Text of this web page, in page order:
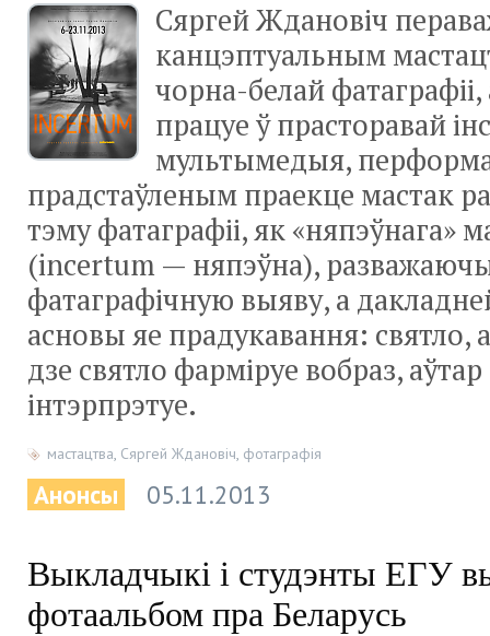
Сяргей Ждановіч
канцэптуальным
чорна-белай
працуе ў прасторавай
мультымедыя,
прадстаўленым праекце мастак
тэму фатаграфіі, як «няпэўнага»
(incertum — няпэўна),
фатаграфічную выяву, а
асновы яе прадукавання: святло,
дзе святло фарміруе вобраз,
інтэрпрэтуе.
мастацтва, Сяргей Ждановіч, фотаграфія
Анонсы 05.11.2013
Выкладчыкі і студэнты ЕГУ
фотаальбом пра Беларусь